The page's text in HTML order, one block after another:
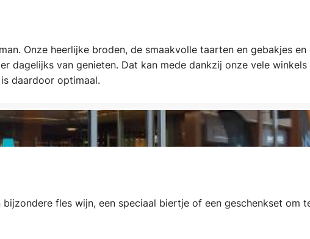
Onze heerlijke broden, de smaakvolle taarten en gebakjes en
dagelijks van genieten. Dat kan mede dankzij onze vele winkels
daardoor optimaal.
fles wijn, een speciaal biertje of een geschenkset om